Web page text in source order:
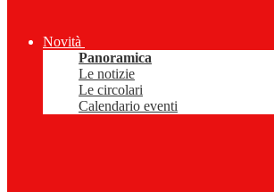
Novità
Panoramica
Le notizie
Le circolari
Calendario eventi